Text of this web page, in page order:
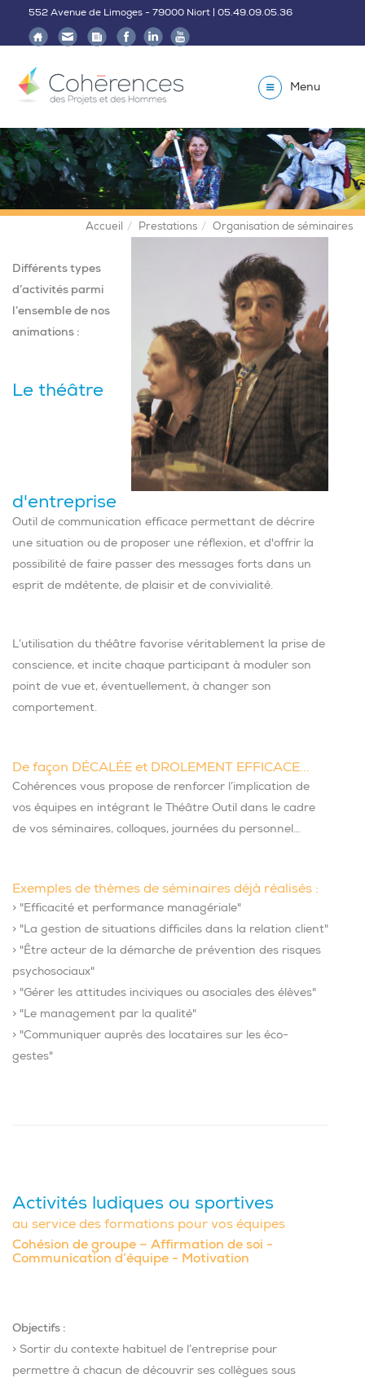
552 Avenue de Limoges - 79000 Niort | 05.49.09.05.36
Menu
Accueil Prestations Organisation de séminaires
Différents types
d’activités parmi
l’ensemble de nos
animations :
Le théâtre
d'entreprise
Outil de communication efficace permettant de décrire
une situation ou de proposer une réflexion, et d'offrir la
possibilité de faire passer des messages forts dans un
esprit de mdétente, de plaisir et de convivialité.
L’utilisation du théâtre favorise véritablement la prise de
conscience, et incite chaque participant à moduler son
point de vue et, éventuellement, à changer son
comportement.
De façon DÉCALÉE et DROLEMENT EFFICACE...
Cohérences vous propose de renforcer l’implication de
vos équipes en intégrant le Théâtre Outil dans le cadre
de vos séminaires, colloques, journées du personnel…
Exemples de thèmes de séminaires déjà réalisés :
> "Efficacité et performance managériale"
> "La gestion de situations difficiles dans la relation client"
> "Être acteur de la démarche de prévention des risques
psychosociaux"
> "Gérer les attitudes inciviques ou asociales des élèves"
> "Le management par la qualité"
> "Communiquer auprès des locataires sur les éco-
gestes"
Activités ludiques ou sportives
au service des formations pour vos équipes
Cohésion de groupe – Affirmation de soi -
Communication d’équipe - Motivation
Objectifs :
> Sortir du contexte habituel de l’entreprise pour
permettre à chacun de découvrir ses collègues sous